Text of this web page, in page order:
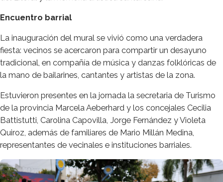
Encuentro barrial
La inauguración del mural se vivió como una verdadera
fiesta: vecinos se acercaron para compartir un desayuno
tradicional, en compañía de música y danzas folklóricas de
la mano de bailarines, cantantes y artistas de la zona.
Estuvieron presentes en la jornada la secretaria de Turismo
de la provincia Marcela Aeberhard y los concejales Cecilia
Battistutti, Carolina Capovilla, Jorge Fernández y Violeta
Quiroz, además de familiares de Mario Millán Medina,
representantes de vecinales e instituciones barriales.